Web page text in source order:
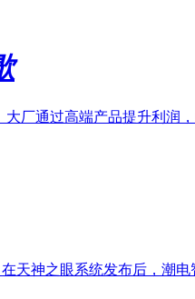
厂通过高端产品提升利润
天神之眼系统发布后，潮